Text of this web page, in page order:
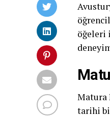
öğeleri
Matura
tarihi